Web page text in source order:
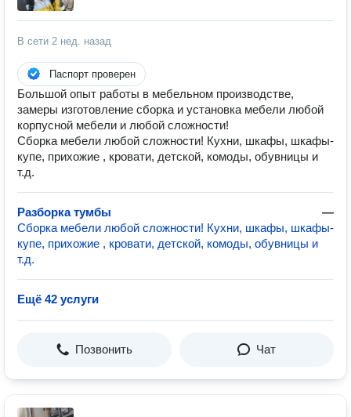
В сети 2 нед. назад
Паспорт проверен
Большой опыт работы в мебельном производстве,
замеры изготовление сборка и установка мебели любой
корпусной мебели и любой сложности!
Сборка мебели любой сложности! Кухни, шкафы, шкафы-
купе, прихожие , кровати, детской, комоды, обувницы и
т.д.
Разборка тумбы
—
Сборка мебели любой сложности! Кухни, шкафы, шкафы-
купе, прихожие , кровати, детской, комоды, обувницы и
т.д.
Ещё 42 услуги
Позвонить Чат